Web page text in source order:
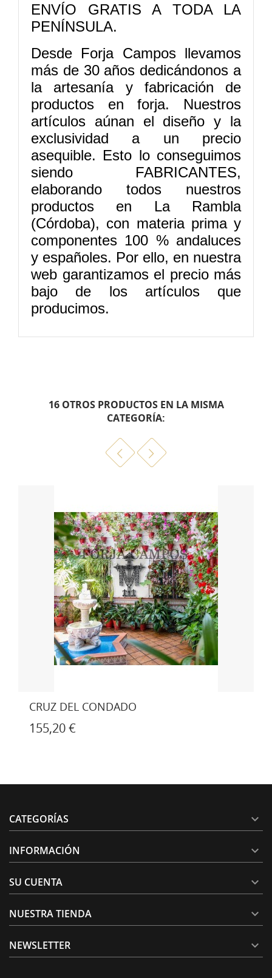
ENVÍO GRATIS A TODA LA
PENÍNSULA.
Desde Forja Campos llevamos
más de 30 años dedicándonos a
la artesanía y fabricación de
productos en forja. Nuestros
artículos aúnan el diseño y la
exclusividad a un precio
asequible. Esto lo conseguimos
siendo FABRICANTES,
elaborando todos nuestros
productos en La Rambla
(Córdoba), con materia prima y
componentes 100 % andaluces
y españoles. Por ello, en nuestra
web garantizamos el precio más
bajo de los artículos que
producimos.
16 OTROS PRODUCTOS EN LA MISMA
CATEGORÍA:
CRUZ DEL CONDADO
155,20 €
CATEGORÍAS 
INFORMACIÓN 
SU CUENTA 
NUESTRA TIENDA 
NEWSLETTER 